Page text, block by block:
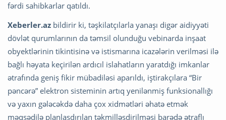
fərdi sahibkarlar qatıldı.
Xeberler.az bildirir ki, təşkilatçılarla yanaşı digər aidiyyəti
dövlət qurumlarının da təmsil olunduğu vebinarda inşaat
obyektlərinin tikintisinə və istismarına icazələrin verilməsi ilə
bağlı həyata keçirilən ardıcıl islahatların yaratdığı imkanlar
ətrafında geniş fikir mübadiləsi aparıldı, iştirakçılara “Bir
pəncərə” elektron sisteminin artıq yenilənmiş funksionallığı
və yaxın gələcəkdə daha çox xidmətləri əhatə etmək
məqsədilə planlaşdırılan təkmilləşdirilməsi barədə ətraflı